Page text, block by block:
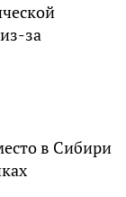
за
в Сибири